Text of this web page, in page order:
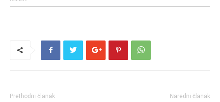
Prethodni članak Naredni članak